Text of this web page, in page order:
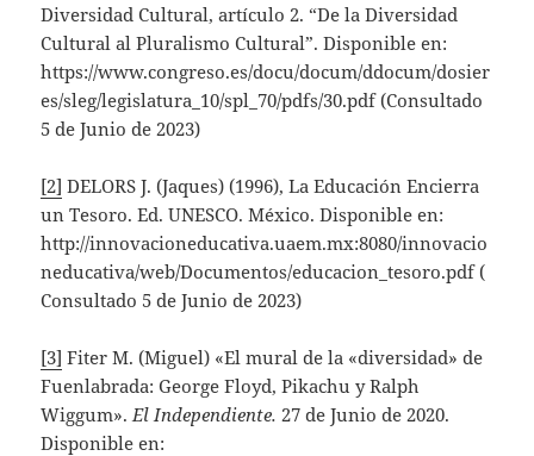
Diversidad Cultural, artículo 2. “De la Diversidad
Cultural al Pluralismo Cultural”. Disponible en:
https://www.congreso.es/docu/docum/ddocum/dosier
es/sleg/legislatura_10/spl_70/pdfs/30.pdf (Consultado
5 de Junio de 2023)
[2] DELORS J. (Jaques) (1996), La Educación Encierra
un Tesoro. Ed. UNESCO. México. Disponible en:
http://innovacioneducativa.uaem.mx:8080/innovacio
neducativa/web/Documentos/educacion_tesoro.pdf (
Consultado 5 de Junio de 2023)
[3] Fiter M. (Miguel) «El mural de la «diversidad» de
Fuenlabrada: George Floyd, Pikachu y Ralph
Wiggum». El Independiente. 27 de Junio de 2020.
Disponible en: